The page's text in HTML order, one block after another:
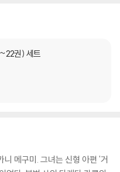
권) 세트
메구미. 그녀는 신형 아편 '거